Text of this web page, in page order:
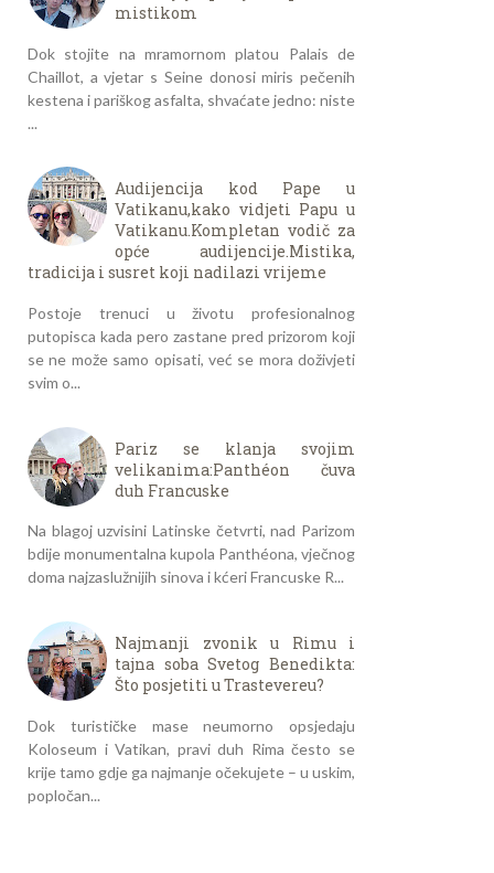
mistikom
Dok stojite na mramornom platou Palais de
Chaillot, a vjetar s Seine donosi miris pečenih
kestena i pariškog asfalta, shvaćate jedno: niste
...
Audijencija kod Pape u
Vatikanu,kako vidjeti Papu u
Vatikanu.Kompletan vodič za
opće audijencije.Mistika,
tradicija i susret koji nadilazi vrijeme
Postoje trenuci u životu profesionalnog
putopisca kada pero zastane pred prizorom koji
se ne može samo opisati, već se mora doživjeti
svim o...
Pariz se klanja svojim
velikanima:Panthéon čuva
duh Francuske
Na blagoj uzvisini Latinske četvrti, nad Parizom
bdije monumentalna kupola Panthéona, vječnog
doma najzaslužnijih sinova i kćeri Francuske R...
Najmanji zvonik u Rimu i
tajna soba Svetog Benedikta:
Što posjetiti u Trastevereu?
Dok turističke mase neumorno opsjedaju
Koloseum i Vatikan, pravi duh Rima često se
krije tamo gdje ga najmanje očekujete – u uskim,
popločan...